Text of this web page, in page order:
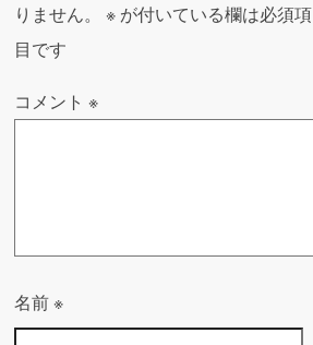
りません。
※ が付いている欄は必須項
目です
コメント※
名前※